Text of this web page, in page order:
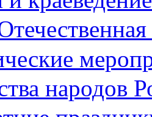
народов